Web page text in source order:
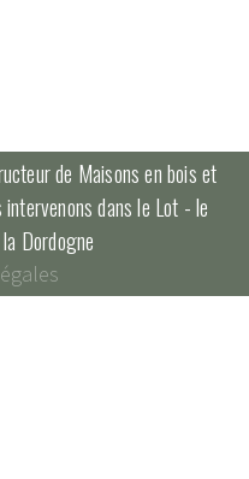
de Maisons en bois et
dans le Lot - le
Dordogne